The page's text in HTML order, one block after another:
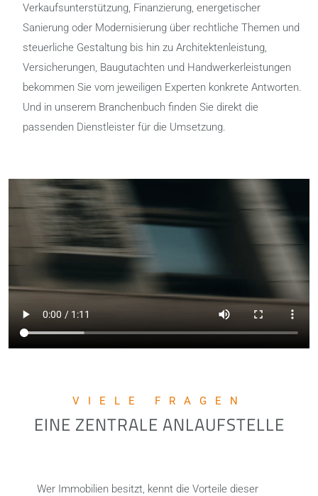
Verkaufsunterstützung, Finanzierung, energetischer
Sanierung oder Modernisierung über rechtliche Themen und
steuerliche Gestaltung bis hin zu Architektenleistung,
Versicherungen, Baugutachten und Handwerkerleistungen
bekommen Sie vom jeweiligen Experten konkrete Antworten.
Und in unserem Branchenbuch finden Sie direkt die
passenden Dienstleister für die Umsetzung.
VIELE FRAGEN
EINE ZENTRALE ANLAUFSTELLE
Wer Immobilien besitzt, kennt die Vorteile dieser